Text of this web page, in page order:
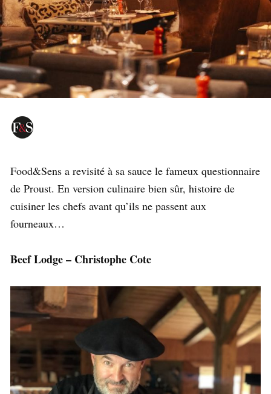
Food&Sens a revisité à sa sauce le fameux questionnaire
de Proust. En version culinaire bien sûr, histoire de
cuisiner les chefs avant qu’ils ne passent aux
fourneaux…
Beef Lodge – Christophe Cote